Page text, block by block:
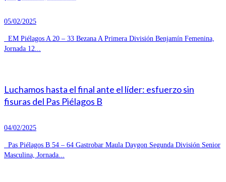
05/02/2025
EM Piélagos A 20 – 33 Bezana A Primera División Benjamín Femenina,
Jornada 12...
Luchamos hasta el final ante el líder: esfuerzo sin
fisuras del Pas Piélagos B
04/02/2025
Pas Piélagos B 54 – 64 Gastrobar Maula Daygon Segunda División Senior
Masculina, Jornada...